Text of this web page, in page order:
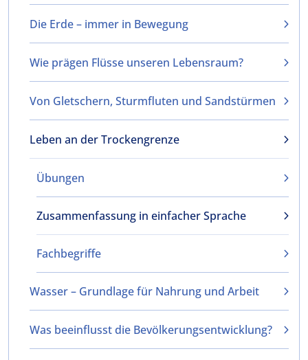
Die Erde – immer in Bewegung
Wie prägen Flüsse unseren Lebensraum?
Von Gletschern, Sturmfluten und Sandstürmen
Leben an der Trockengrenze
Übungen
Zusammenfassung in einfacher Sprache
Fachbegriffe
Wasser – Grundlage für Nahrung und Arbeit
Was beeinflusst die Bevölkerungsentwicklung?